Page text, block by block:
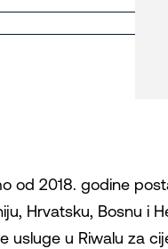
od 2018. godine
Hrvatsku, Bosnu i
usluge u Riwalu za